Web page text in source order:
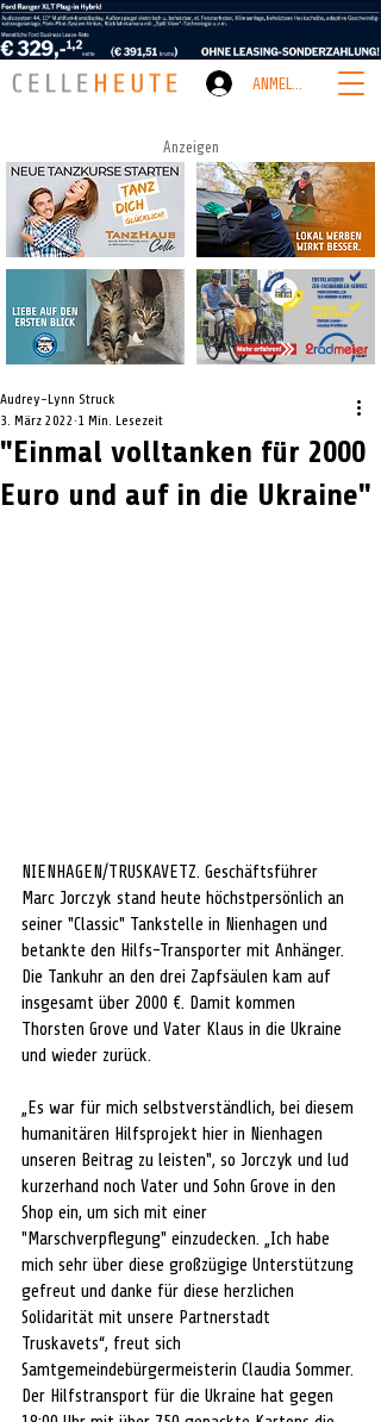
ANMELDEN
Anzeigen
"Einmal volltanken für 2000
Euro und auf in die Ukraine"
Audrey-Lynn Struck
3. März 2022 1 Min. Lesezeit
NIENHAGEN/TRUSKAVETZ. Geschäftsführer
Marc Jorczyk stand heute höchstpersönlich an
seiner "Classic" Tankstelle in Nienhagen und
betankte den Hilfs-Transporter mit Anhänger.
Die Tankuhr an den drei Zapfsäulen kam auf
insgesamt über 2000 €. Damit kommen
Thorsten Grove und Vater Klaus in die Ukraine
und wieder zurück.
„Es war für mich selbstverständlich, bei diesem
humanitären Hilfsprojekt hier in Nienhagen
unseren Beitrag zu leisten", so Jorczyk und lud
kurzerhand noch Vater und Sohn Grove in den
Shop ein, um sich mit einer
"Marschverpflegung" einzudecken. „Ich habe
mich sehr über diese großzügige Unterstützung
gefreut und danke für diese herzlichen
Solidarität mit unsere Partnerstadt
Truskavets“, freut sich
Samtgemeindebürgermeisterin Claudia Sommer.
Der Hilfstransport für die Ukraine hat gegen